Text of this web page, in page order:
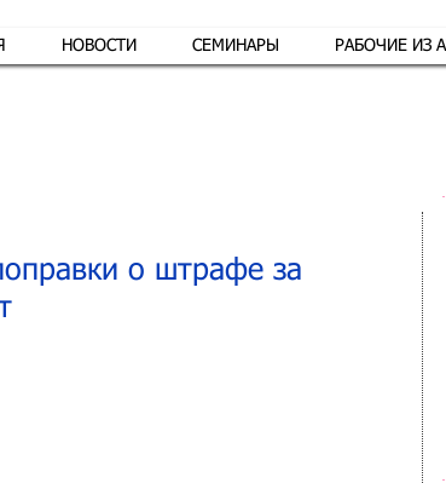
НОВОСТИ СЕМИНАРЫ РАБОЧИЕ ИЗ
о штрафе за